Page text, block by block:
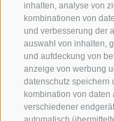
inhalten, analyse von
kombinationen von
und verbesserung der
auswahl von inhalten,
und aufdeckung von
anzeige von werbung
datenschutz speichern
kombination von
verschiedener
+39 0472